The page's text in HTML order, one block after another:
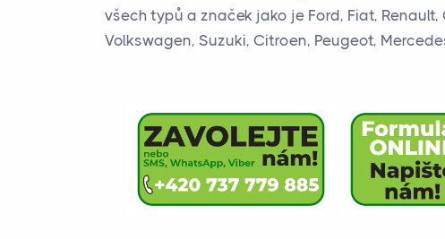
všech typů a značek jako je Ford, Fiat, Renault,
Volkswagen, Suzuki, Citroen, Peugeot,